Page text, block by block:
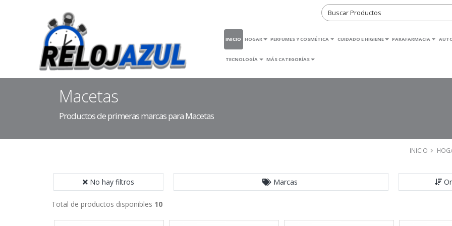
INICIO HOGAR PERFUMES Y COSMÉTICA CUIDADO E HIGIENE PARAFARMACIA
TECNOLOGÍA MÁS CATEGORÍAS
Macetas
Productos de primeras marcas para Macetas
INICIO
No hay filtros Marcas
Total de productos disponibles 10